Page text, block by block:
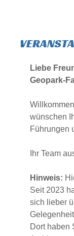
Liebe
Geopark-
wünschen
Führungen
Ihr Team
Hinweis:
Seit 2023
sich lieber
Dort haben